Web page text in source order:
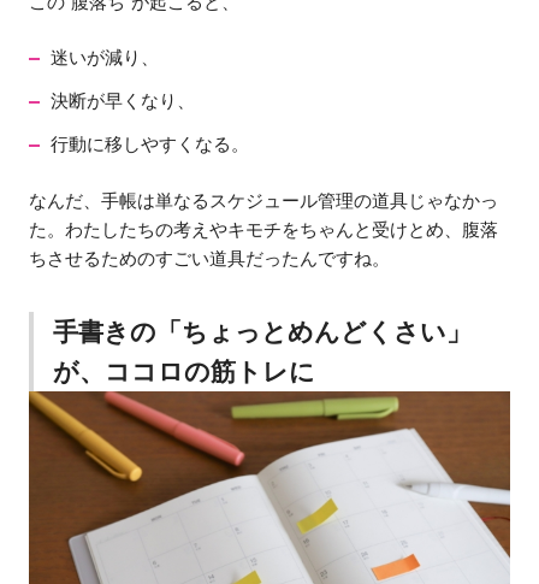
迷いが減り、
決断が早くなり、
行動に移しやすくなる。
なんだ、手帳は単なるスケジュール管理の道具じゃなかっ
た。わたしたちの考えやキモチをちゃんと受けとめ、腹落
ちさせるためのすごい道具だったんですね。
手書きの「ちょっとめんどくさい」
が、ココロの筋トレに